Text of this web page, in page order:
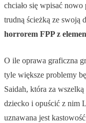
chciało się wpisać nowo
trudną ścieżką ze swoją
horrorem FPP z
O ile oprawa graficzna
tyle większe problemy
Saidah, która za
dziecko i opuścić z nim
uznawana jest